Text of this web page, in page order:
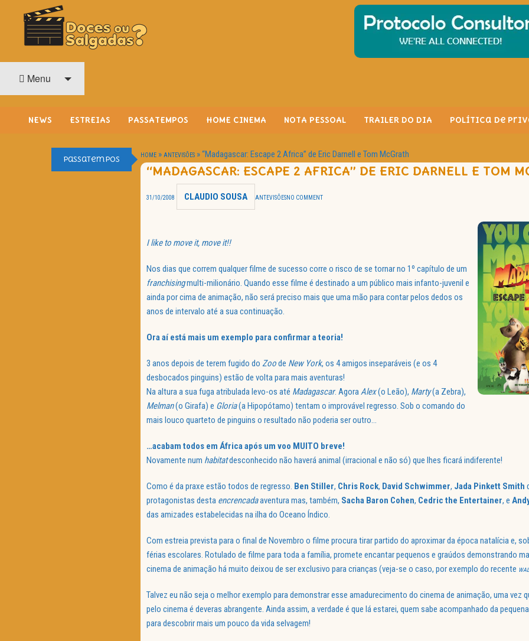
O Cinema? Uma Paixão!!
Menu
NEWS ESTREIAS PASSATEMPOS HOME CINEMA NOTA PESSOAL TRAILER DO DIA Política de
Passatempos HOME » ANTEVISÕES »“Madagascar: Escape 2 Africa” de Eric Darnell e Tom McGrath
“MADAGASCAR: ESCAPE 2 AFRICA” DE ERIC DARNELL E TOM
31/10/2008 CLAUDIO SOUSA ANTEVISÕESNO COMMENT
I like to move it, move it!!
Nos dias que correm qualquer filme de sucesso corre o risco de se tornar no 1º capítulo de um
franchisingmulti-milionário. Quando esse filme é destinado a um público mais infanto-juvenil e
ainda por cima de animação, não será preciso mais que uma mão para contar pelos dedos os
anos de intervalo até a sua continuação.
Ora aí está mais um exemplo para confirmar a teoria!
3 anos depois de terem fugido do Zoode New York, os 4 amigos inseparáveis (e os 4
desbocados pinguins) estão de volta para mais aventuras!
Na altura a sua fuga atribulada levo-os até Madagascar. AgoraAlex(o Leão), Marty(a Zebra),
Melman(o Girafa) e Gloria(a Hipopótamo) tentam o improvável regresso. Sob o comando do
mais louco quarteto de pinguins o resultado não poderia ser outro…
…acabam todos em África após um voo MUITO breve!
Novamente num habitatdesconhecido não haverá animal (irracional e não só) que lhes ficará indiferente!
Como é da praxe estão todos de regresso. Ben Stiller, Chris Rock, David Schwimmer, Jada Pinkett Smith
protagonistas desta encrencadaaventura mas, também, Sacha Baron Cohen, Cedric the Entertainer, e
das amizades estabelecidas na ilha do Oceano Índico.
Com estreia prevista para o final de Novembro o filme procura tirar partido do aproximar da época natalícia e,
férias escolares. Rotulado de filme para toda a família, promete encantar pequenos e graúdos demonstrando
cinema de animação há muito deixou de ser exclusivo para crianças (veja-se o caso, por exemplo do recente
Talvez eu não seja o melhor exemplo para demonstrar esse amadurecimento do cinema de animação, uma vez
pelo cinema é deveras abrangente. Ainda assim, a verdade é que lá estarei, quem sabe acompanhado da
para descobrir mais um pouco da vida selvagem!